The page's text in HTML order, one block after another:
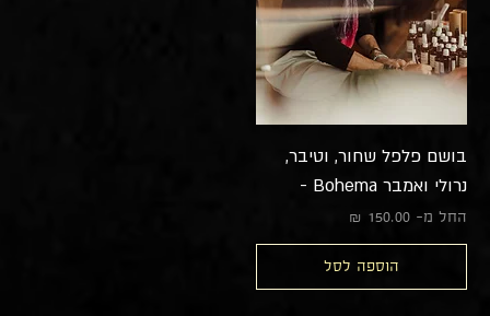
בושם פלפל שחור, וטיבר,
נרולי ואמבר Bohema -
החל מ-
מחיר מבצע
הוספה לסל